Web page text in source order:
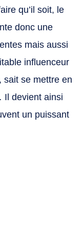
qu’il soit, le
donc une
mais aussi
influenceur
sait se mettre en
Il devient ainsi
un puissant